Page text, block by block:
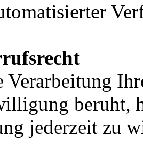
Verarbeitung
beruht,
jederzeit zu